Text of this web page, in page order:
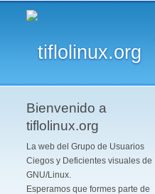
Bienvenido a
tiflolinux.org
La web del Grupo de Usuarios
Ciegos y Deficientes visuales de
GNU/Linux.
Esperamos que formes parte de